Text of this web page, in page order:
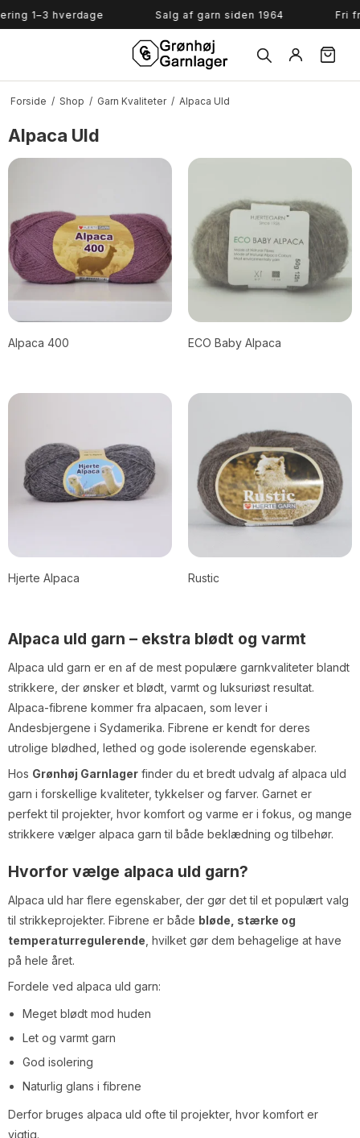
1–3 hverdage Salg af garn siden 1964 Fri
Forside / Shop / Garn Kvaliteter / Alpaca Uld
Alpaca Uld
Alpaca 400 ECO Baby Alpaca
Hjerte Alpaca Rustic
Alpaca uld garn – ekstra blødt og varmt
Alpaca uld garn er en af de mest populære garnkvaliteter blandt
strikkere, der ønsker et blødt, varmt og luksuriøst resultat.
Alpaca-fibrene kommer fra alpacaen, som lever i
Andesbjergene i Sydamerika. Fibrene er kendt for deres
utrolige blødhed, lethed og gode isolerende egenskaber.
Hos Grønhøj Garnlager finder du et bredt udvalg af alpaca uld
garn i forskellige kvaliteter, tykkelser og farver. Garnet er
perfekt til projekter, hvor komfort og varme er i fokus, og mange
strikkere vælger alpaca garn til både beklædning og tilbehør.
Hvorfor vælge alpaca uld garn?
Alpaca uld har flere egenskaber, der gør det til et populært valg
til strikkeprojekter. Fibrene er både bløde, stærke og
temperaturregulerende , hvilket gør dem behagelige at have
på hele året.
Fordele ved alpaca uld garn:
Meget blødt mod huden
Let og varmt garn
God isolering
Naturlig glans i fibrene
Derfor bruges alpaca uld ofte til projekter, hvor komfort er
vigtig.